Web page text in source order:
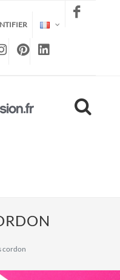
cordon